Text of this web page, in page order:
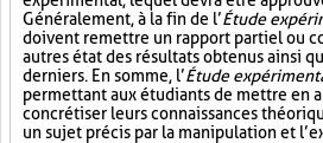
Généralement, à la fin de l’Étude
doivent remettre un rapport partiel ou
autres état des résultats obtenus ainsi
derniers. En somme, l’Étude
permettant aux étudiants de mettre en
concrétiser leurs connaissances
un sujet précis par la manipulation et